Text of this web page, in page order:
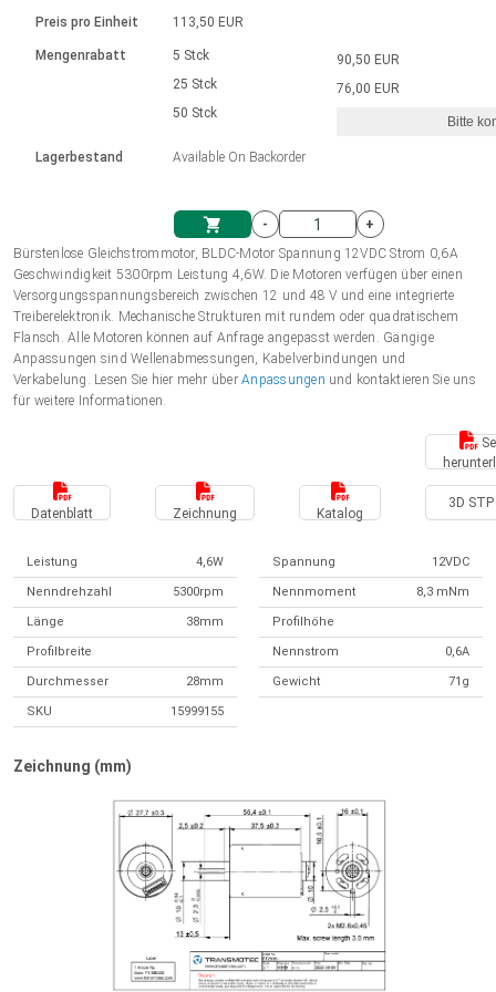
Einheitssystem
Einkaufswagen
Hubmagnete
230 - 50 Hz | 110 - 60 Hz
Drehzahlregelung für die AIS-Serie
Bürstenlose Gleichstrommotoren
mit Planetengetriebe und internem
Ø 28-42| 1-1400 rpm | <= 290Ncm
Bürstenlose DC Motor Controller
Gleichstrommotoren mit
Schneckengetriebe und Bürsten
Ø43-124mm | 31-425rpm | ≤ 41Nm
Treiber für Gleichstrommotoren mit
Synchron-Asynchron | für 1-4 Elektrozylinder
Synchron-Asynchron | für 1-4 Elektrozylinder
Français (EUR)
Polski (EUR)
Norsk (NOK)
Suomi (EUR)
Preis pro Einheit
Mengenrabatt
Lagerbestand
113,50 EUR
5 Stck
25 Stck
50 Stck
Available On Backorder
90,50 EUR
76,00 EUR
Bitte
-
+
Bürstenlose Gleichstrommotor, BLDC-Motor Spannung 12VDC Strom 0,6A
Geschwindigkeit 5300rpm Leistung 4,6W. Die Motoren verfügen über einen
Versorgungsspannungsbereich zwischen 12 und 48 V und eine integrierte
Treiberelektronik. Mechanische Strukturen mit rundem oder quadratischem
Flansch. Alle Motoren können auf Anfrage angepasst werden. Gängige
Anpassungen sind Wellenabmessungen, Kabelverbindungen und
Verkabelung. Lesen Sie hier mehr überAnpassungen und kontaktieren Sie uns
für weitere Informationen.
Datenblatt Zeichnung Katalog
3D STP
Leistung 4,6W Spannung 12VDC
Nenndrehzahl 5300rpm Nennmoment 8,3 mNm
Länge 38mm Profilhöhe
Profilbreite Nennstrom 0,6A
Durchmesser 28mm Gewicht 71g
SKU 15999155
Zeichnung (mm)